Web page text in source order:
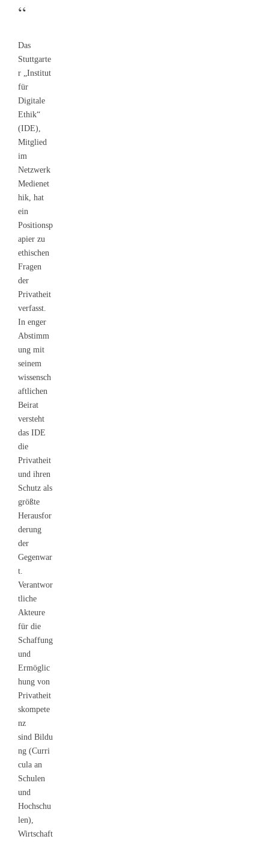
“
Das
Stuttgarte
r „Institut
für
Digitale
Ethik“
(IDE),
Mitglied
im
Netzwerk
Medienet
hik, hat
ein
Positionsp
apier zu
ethischen
Fragen
der
Privatheit
verfasst.
In enger
Abstimm
ung mit
seinem
wissensch
aftlichen
Beirat
versteht
das IDE
die
Privatheit
und ihren
Schutz als
größte
Herausfor
derung
der
Gegenwar
t.
Verantwor
tliche
Akteure
für die
Schaffung
und
Ermöglic
hung von
Privatheit
skompete
nz
sind Bildu
ng (Curri
cula an
Schulen
und
Hochschu
len),
Wirtschaft